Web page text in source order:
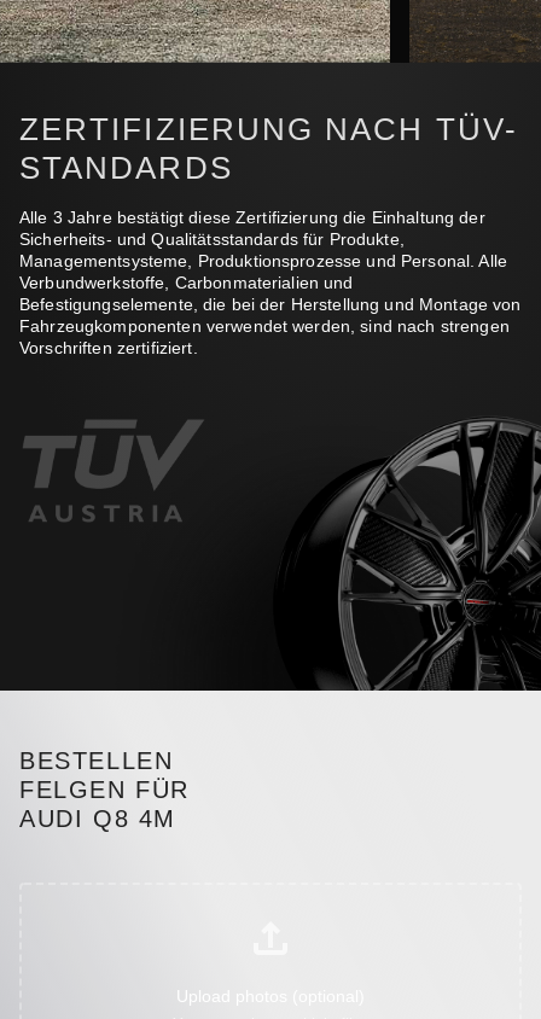
ZERTIFIZIERUNG NACH TÜV-
STANDARDS
Alle 3 Jahre bestätigt diese Zertifizierung die Einhaltung der
Sicherheits- und Qualitätsstandards für Produkte,
Managementsysteme, Produktionsprozesse und Personal. Alle
Verbundwerkstoffe, Carbonmaterialien und
Befestigungselemente, die bei der Herstellung und Montage von
Fahrzeugkomponenten verwendet werden, sind nach strengen
Vorschriften zertifiziert.
BESTELLEN
FELGEN FÜR
AUDI Q8 4M
Upload photos (optional)